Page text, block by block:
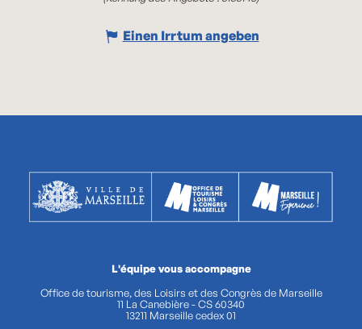
Einen Irrtum angeben
L'équipe vous accompagne
Office de tourisme, des Loisirs et des Congrès de Marseille
11 La Canebière - CS 60340
13211 Marseille cedex 01